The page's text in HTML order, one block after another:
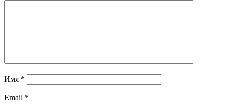
Имя *
Email *